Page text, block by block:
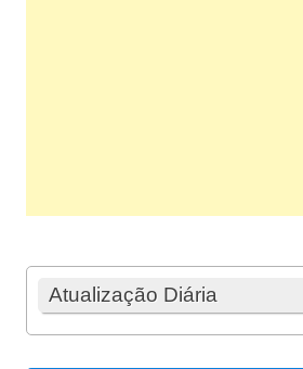
Atualização Diária